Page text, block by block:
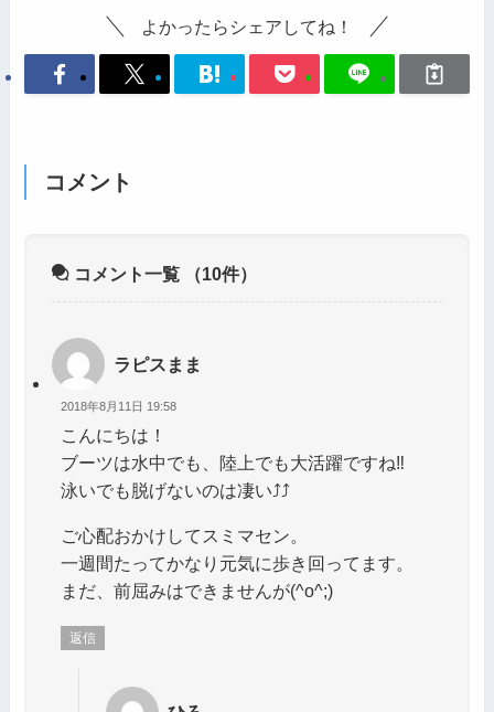
よかったらシェアしてね！
コメント
コメント一覧 （10件）
ラピスまま
2018年8月11日 19:58
こんにちは！
ブーツは水中でも、陸上でも大活躍ですね‼️
泳いでも脱げないのは凄い⤴️⤴️
ご心配おかけしてスミマセン。
一週間たってかなり元気に歩き回ってます。
まだ、前屈みはできませんが(^o^;)
返信